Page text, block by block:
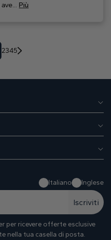
Più
2345
Italiano Inglese
Iscriviti
per ricevere offerte esclusive
nella tua casella di posta.